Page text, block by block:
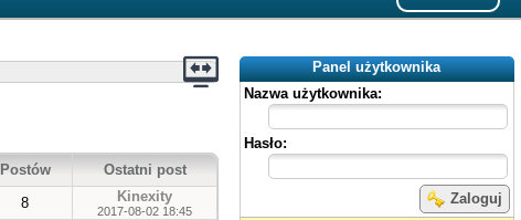
Panel użytkownika
Nazwa użytkownika:
Hasło:
Zaloguj
Postów
Ostatni post
8 Kinexity
2017-08-02 18:45